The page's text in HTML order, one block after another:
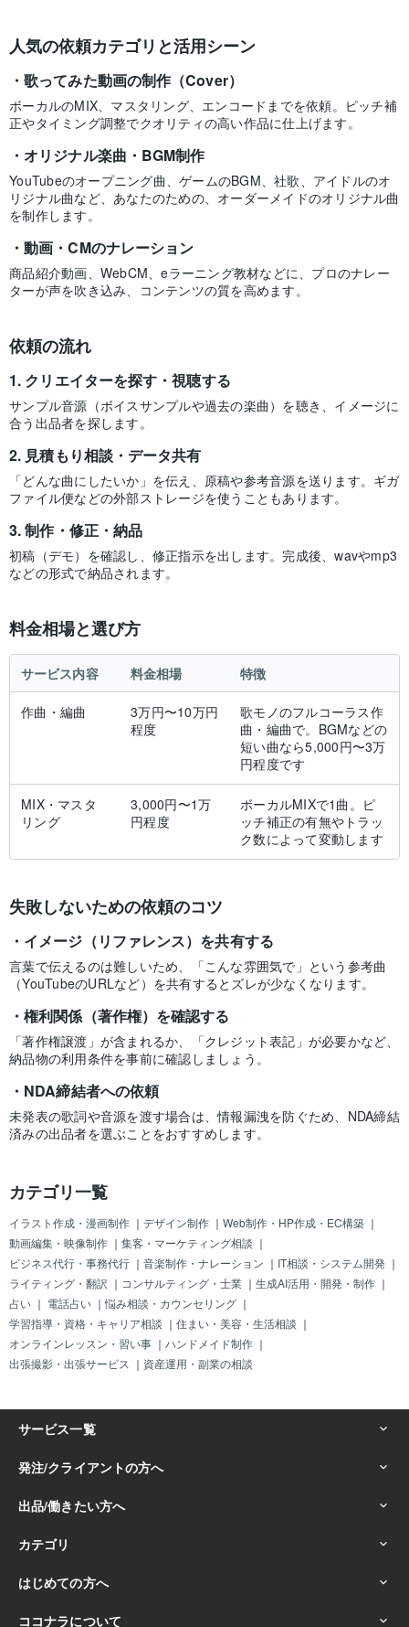
人気の依頼カテゴリと活用シーン
歌ってみた動画の制作（Cover）
ボーカルのMIX、マスタリング、エンコードまでを依頼。ピッチ補
正やタイミング調整でクオリティの高い作品に仕上げます。
オリジナル楽曲・BGM制作
YouTubeのオープニング曲、ゲームのBGM、社歌、アイドルのオ
リジナル曲など、あなたのための、オーダーメイドのオリジナル曲
を制作します。
動画・CMのナレーション
商品紹介動画、WebCM、eラーニング教材などに、プロのナレー
ターが声を吹き込み、コンテンツの質を高めます。
依頼の流れ
クリエイターを探す・視聴する
サンプル音源（ボイスサンプルや過去の楽曲）を聴き、イメージに
合う出品者を探します。
見積もり相談・データ共有
「どんな曲にしたいか」を伝え、原稿や参考音源を送ります。ギガ
ファイル便などの外部ストレージを使うこともあります。
制作・修正・納品
初稿（デモ）を確認し、修正指示を出します。完成後、wavやmp3
などの形式で納品されます。
料金相場と選び方
サービス内容 料金相場 特徴
作曲・編曲
3万円〜10万円
程度
歌モノのフルコーラス作
曲・編曲で。BGMなどの
短い曲なら5,000円〜3万
円程度です
MIX・マスタ
リング
3,000円〜1万
円程度
ボーカルMIXで1曲。ピ
ッチ補正の有無やトラッ
ク数によって変動します
失敗しないための依頼のコツ
イメージ（リファレンス）を共有する
言葉で伝えるのは難しいため、「こんな雰囲気で」という参考曲
（YouTubeのURLなど）を共有するとズレが少なくなります。
権利関係（著作権）を確認する
「著作権譲渡」が含まれるか、「クレジット表記」が必要かなど、
納品物の利用条件を事前に確認しましょう。
NDA締結者への依頼
未発表の歌詞や音源を渡す場合は、情報漏洩を防ぐため、NDA締結
済みの出品者を選ぶことをおすすめします。
カテゴリ一覧
イラスト作成・漫画制作 ｜ デザイン制作 ｜ Web制作・HP作成・EC構築 ｜
動画編集・映像制作 ｜ 集客・マーケティング相談 ｜
ビジネス代行・事務代行 ｜ 音楽制作・ナレーション ｜ IT相談・システム開発 ｜
ライティング・翻訳 ｜ コンサルティング・士業 ｜ 生成AI活用・開発・制作 ｜
占い ｜ 電話占い ｜悩み相談・カウンセリング ｜
学習指導・資格・キャリア相談 ｜ 住まい・美容・生活相談 ｜
オンラインレッスン・習い事 ｜ ハンドメイド制作 ｜
出張撮影・出張サービス ｜ 資産運用・副業の相談